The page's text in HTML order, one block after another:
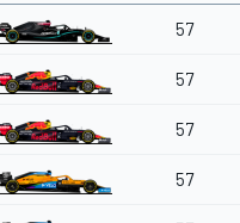
57
57
57
57